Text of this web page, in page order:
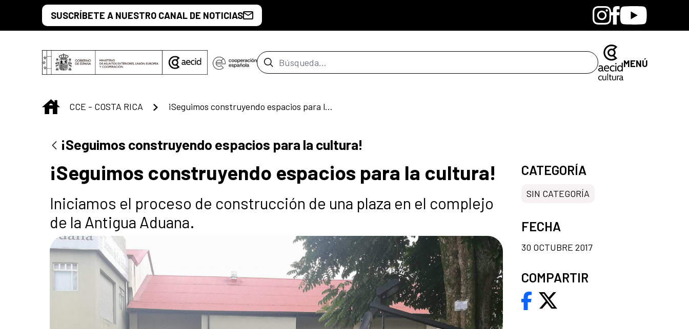
Saltar al contenido principal
SUSCRÍBETE A NUESTRO CANAL DE NOTICIAS BandcampInstagram
Facebook
Youtube
Barra de búsqueda MENÚ
INICIO
CCE - COSTA RICA ¡Seguimos construyendo espacios para la cultura!
¡Seguimos construyendo espacios para la cultura!
¡Seguimos construyendo espacios para la cultura!
Iniciamos el proceso de construcción de una plaza en el complejo
de la Antigua Aduana.
CATEGORÍA
SIN CATEGORÍA
FECHA
30 OCTUBRE 2017
COMPARTIR